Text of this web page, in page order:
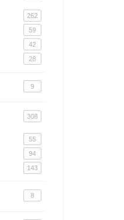
262
59
42
28
9
308
55
94
143
8